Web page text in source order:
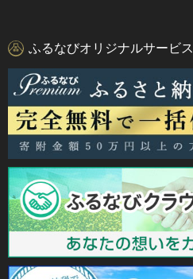
ふるなびオリジナルサービス